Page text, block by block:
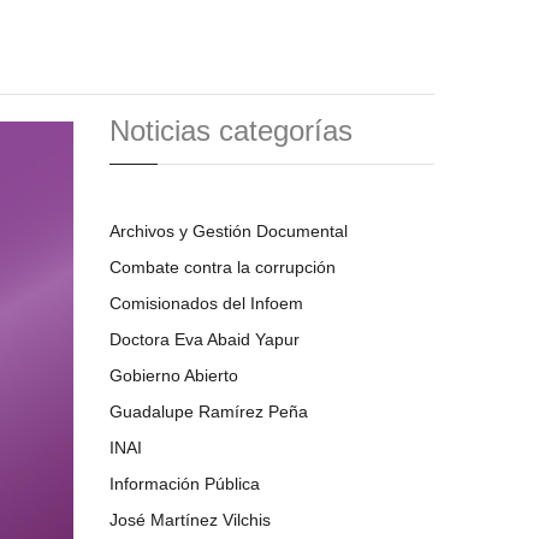
Noticias categorías
Archivos y Gestión Documental
Combate contra la corrupción
Comisionados del Infoem
Doctora Eva Abaid Yapur
Gobierno Abierto
Guadalupe Ramírez Peña
INAI
Información Pública
José Martínez Vilchis